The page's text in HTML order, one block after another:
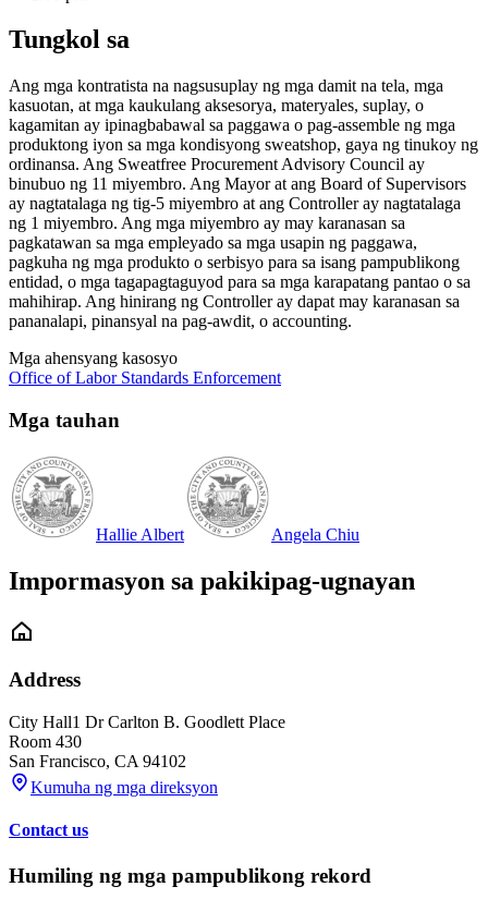
Tungkol sa
Ang mga kontratista na nagsusuplay ng mga damit na tela, mga
kasuotan, at mga kaukulang aksesorya, materyales, suplay, o
kagamitan ay ipinagbabawal sa paggawa o pag-assemble ng mga
produktong iyon sa mga kondisyong sweatshop, gaya ng tinukoy ng
ordinansa. Ang Sweatfree Procurement Advisory Council ay
binubuo ng 11 miyembro. Ang Mayor at ang Board of Supervisors
ay nagtatalaga ng tig-5 miyembro at ang Controller ay nagtatalaga
ng 1 miyembro. Ang mga miyembro ay may karanasan sa
pagkatawan sa mga empleyado sa mga usapin ng paggawa,
pagkuha ng mga produkto o serbisyo para sa isang pampublikong
entidad, o mga tagapagtaguyod para sa mga karapatang pantao o sa
mahihirap. Ang hinirang ng Controller ay dapat may karanasan sa
pananalapi, pinansyal na pag-awdit, o accounting.
Mga ahensyang kasosyo
Office of Labor Standards Enforcement
Mga tauhan
Hallie Albert Angela Chiu
Impormasyon sa pakikipag-ugnayan
Address
City Hall1 Dr Carlton B. Goodlett Place
Room 430
San Francisco, CA 94102
Kumuha ng mga direksyon
Contact us
Humiling ng mga pampublikong rekord